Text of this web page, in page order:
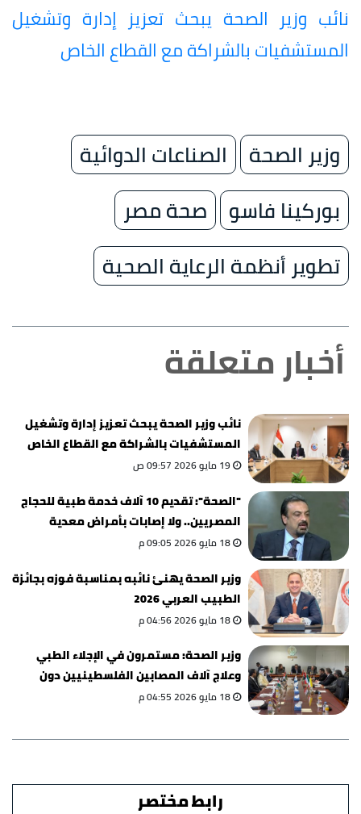
نائب وزير الصحة يبحث تعزيز إدارة وتشغيل
المستشفيات بالشراكة مع القطاع الخاص
وزير الصحة
الصناعات الدوائية
بوركينا فاسو
صحة مصر
تطوير أنظمة الرعاية الصحية
أخبار متعلقة
نائب وزير الصحة يبحث تعزيز إدارة وتشغيل
المستشفيات بالشراكة مع القطاع الخاص
19 مايو 2026 09:57 ص
"الصحة": تقديم 10 آلاف خدمة طبية للحجاج
المصريين.. ولا إصابات بأمراض معدية
18 مايو 2026 09:05 م
وزير الصحة يهنئ نائبه بمناسبة فوزه بجائزة
الطبيب العربي 2026
18 مايو 2026 04:56 م
وزير الصحة: مستمرون في الإجلاء الطبي
وعلاج آلاف المصابين الفلسطينيين دون
تمييز
18 مايو 2026 04:55 م
رابط مختصر